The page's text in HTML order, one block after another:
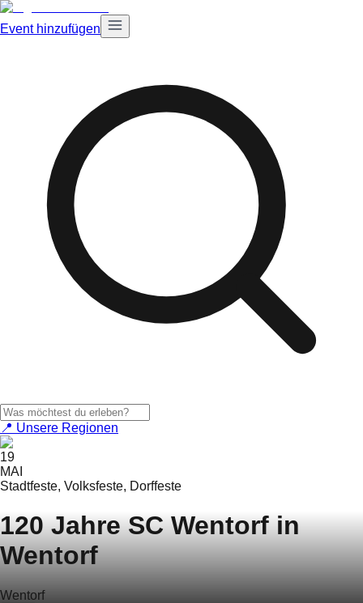
Event hinzufügen
📍 Unsere Regionen
19
MAI
Stadtfeste, Volksfeste, Dorffeste
120 Jahre SC Wentorf in
Wentorf
Wentorf